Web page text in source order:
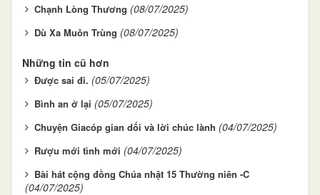
Chạnh Lòng Thương (08/07/2025)
Dù Xa Muôn Trùng (08/07/2025)
Những tin cũ hơn
Được sai đi. (05/07/2025)
Bình an ở lại (05/07/2025)
Chuyện Giacóp gian dối và lời chúc lành (04/07/2025)
Rượu mới tình mới (04/07/2025)
Bài hát cộng đồng Chúa nhật 15 Thường niên -C
(04/07/2025)